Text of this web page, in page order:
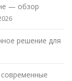
— обзор
решение для